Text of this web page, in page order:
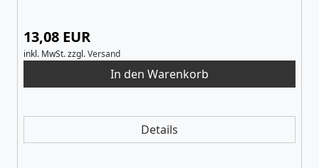
13,08 EUR
inkl. MwSt.zzgl.Versand
Details